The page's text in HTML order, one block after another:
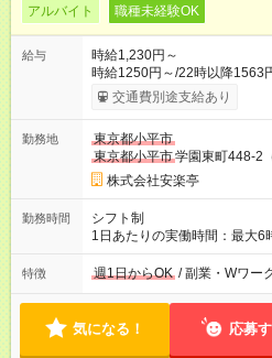
アルバイト 職種未経験OK
給与
時給1,230円～
時給1250円～/22時以降1563円 ＜土日祝時給+70円＞ ※高校
時給1230円 【試用期間】試用期間あり 試用期間の長さ：12ヶ
月 雇用形態、給与は本採用
交通費別途支給あり
勤務地
東京都小平市
東京都小平市学園東町448-2
株式会社安楽亭
勤務時間
シフト制
1日あたりの実働時間：最大
～/短時間OK！＞ ※18歳未満・
トは自己申告制だから私生活
して短時間」など希望に合わ
特徴 週1日からOK / 副業・Wワー
気になる！ 応募